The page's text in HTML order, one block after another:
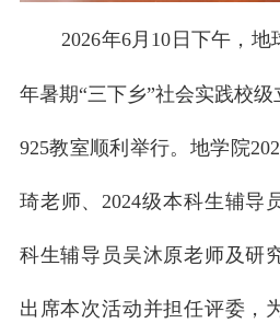
2026年6月10日下午，
年暑期“三下乡”社会实践校
925教室顺利举行。地学院
琦老师、2024级本科生辅导
科生辅导员吴沐原老师及研
出席本次活动并担任评委，